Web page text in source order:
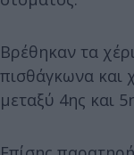
Βρέθηκαν τα
πισθάγκωνα και
μεταξύ 4ης και